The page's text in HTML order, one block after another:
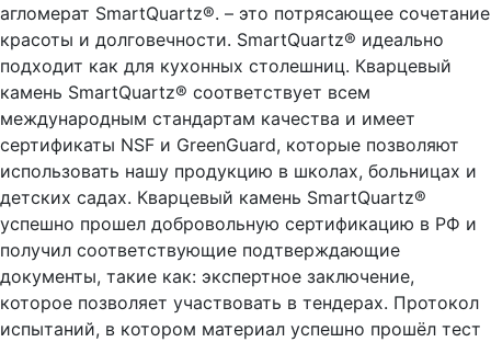
агломерат SmartQuartz®. – это потрясающее сочетание
красоты и долговечности. SmartQuartz® идеально
подходит как для кухонных столешниц. Кварцевый
камень SmartQuartz® соответствует всем
международным стандартам качества и имеет
сертификаты NSF и GreenGuard, которые позволяют
использовать нашу продукцию в школах, больницах и
детских садах. Кварцевый камень SmartQuartz®
успешно прошел добровольную сертификацию в РФ и
получил соответствующие подтверждающие
документы, такие как: экспертное заключение,
которое позволяет участвовать в тендерах. Протокол
испытаний, в котором материал успешно прошёл тест